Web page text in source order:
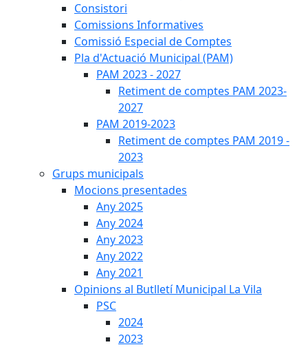
Consistori
Comissions Informatives
Comissió Especial de Comptes
Pla d'Actuació Municipal (PAM)
PAM 2023 - 2027
Retiment de comptes PAM 2023-
2027
PAM 2019-2023
Retiment de comptes PAM 2019 -
2023
Grups municipals
Mocions presentades
Any 2025
Any 2024
Any 2023
Any 2022
Any 2021
Opinions al Butlletí Municipal La Vila
PSC
2024
2023